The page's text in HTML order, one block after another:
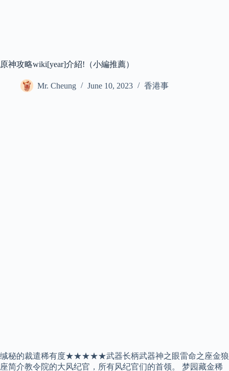
原神攻略wiki[year]介紹!（小編推薦）
Mr. Cheung June 10, 2023 香港事
缄秘的裁遣稀有度★★★★★武器长柄武器神之眼雷命之座金狼
座简介教令院的大风纪官，所有风纪官们的首领。 梦园藏金稀